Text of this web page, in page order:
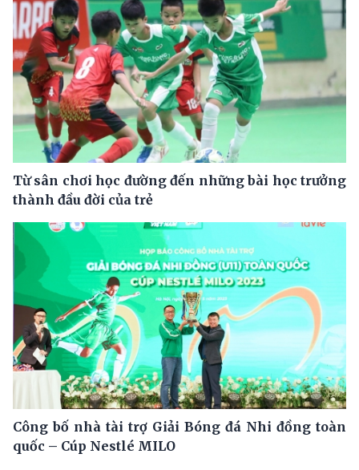
Từ sân chơi học đường đến những bài học trưởng
thành đầu đời của trẻ
Công bố nhà tài trợ Giải Bóng đá Nhi đồng toàn
quốc – Cúp Nestlé MILO